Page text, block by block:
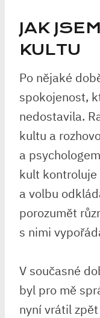
JAK
KULTU
Po nějaké
spokojenost,
nedostavila.
kultu a
a
kult kontroluje
a volbu
porozumět
s nimi
V současné
byl pro mě
nyní vrátil